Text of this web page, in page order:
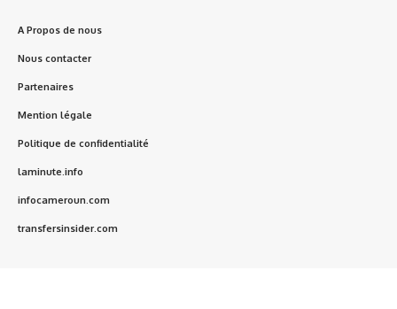
A Propos de nous
Nous contacter
Partenaires
Mention légale
Politique de confidentialité
laminute.info
infocameroun.com
transfersinsider.com